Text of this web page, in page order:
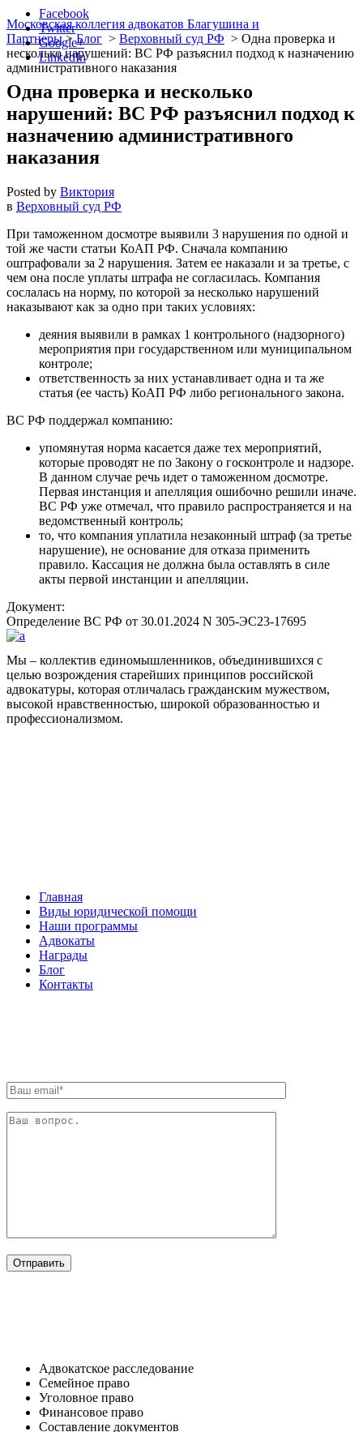
Московская коллегия адвокатов Благушина и
Партнеры>Блог > Верховный суд РФ > Одна проверка и
несколько нарушений: ВС РФ разъяснил подход к назначению
административного наказания
Facebook
Twitter
Google+
LinkedIn
Одна проверка и несколько
нарушений: ВС РФ разъяснил подход к
назначению административного
наказания
Posted by Виктория
в Верховный суд РФ
При таможенном досмотре выявили 3 нарушения по одной и
той же части статьи КоАП РФ. Сначала компанию
оштрафовали за 2 нарушения. Затем ее наказали и за третье, с
чем она после уплаты штрафа не согласилась. Компания
сослалась на норму, по которой за несколько нарушений
наказывают как за одно при таких условиях:
деяния выявили в рамках 1 контрольного (надзорного)
мероприятия при государственном или муниципальном
контроле;
ответственность за них устанавливает одна и та же
статья (ее часть) КоАП РФ либо регионального закона.
ВС РФ поддержал компанию:
упомянутая норма касается даже тех мероприятий,
которые проводят не по Закону о госконтроле и надзоре.
В данном случае речь идет о таможенном досмотре.
Первая инстанция и апелляция ошибочно решили иначе.
ВС РФ уже отмечал, что правило распространяется и на
ведомственный контроль;
то, что компания уплатила незаконный штраф (за третье
нарушение), не основание для отказа применить
правило. Кассация не должна была оставлять в силе
акты первой инстанции и апелляции.
Документ:
Определение ВС РФ от 30.01.2024 N 305-ЭС23-17695
Мы – коллектив единомышленников, объединившихся с
целью возрождения старейших принципов российской
адвокатуры, которая отличалась гражданским мужеством,
высокой нравственностью, широкой образованностью и
профессионализмом.
Главная
Виды юридической помощи
Наши программы
Адвокаты
Награды
Блог
Контакты
Адвокатское расследование
Семейное право​
Уголовное право​
Финансовое право
Составление документов​